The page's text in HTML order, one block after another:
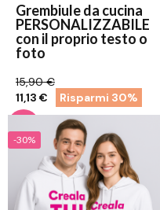
Grembiule da cucina
PERSONALIZZABILE
con il proprio testo o
foto
15,90 €
11,13 €
Risparmi 30%
-30%